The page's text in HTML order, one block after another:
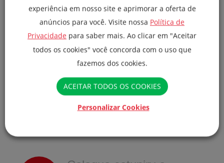
de bacon crisp.
Misture novamente.
Leve ao forno a
180ºC por 8 minutos
(mexendo na metade
experiência em nosso site e aprimorar a oferta de
anúncios para você. Visite nossa Política de
Privacidade para saber mais. Ao clicar em "Aceitar
todos os cookies" você concorda com o uso que
fazemos dos cookies.
ACEITAR TODOS OS COOKIES
Personalizar Cookies